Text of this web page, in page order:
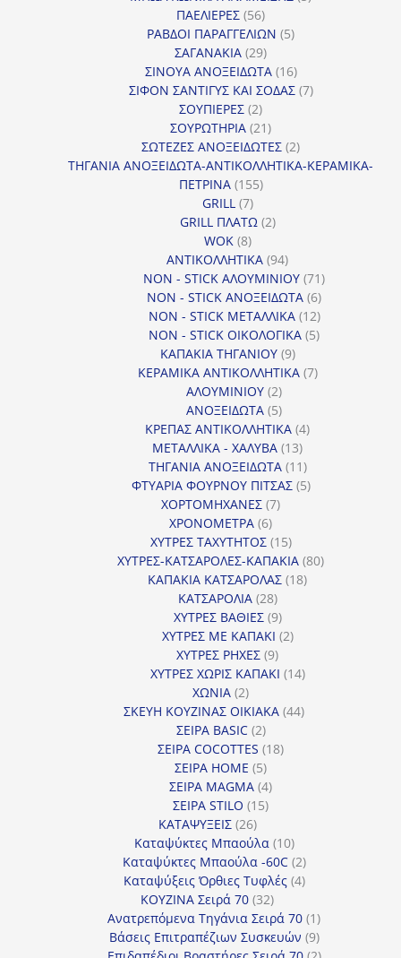
ΠΑΕΛΙΕΡΕΣ 5656
προϊόντα
ΡΑΒΔΟΙ ΠΑΡΑΓΓΕΛΙΩΝ 55
ΣΑΓΑΝΑΚΙΑ 2929
προϊόντα
ΣΙΝΟΥΑ ΑΝΟΞΕΙΔΩΤΑ 1616
προϊόντα
ΣΙΦΟΝ ΣΑΝΤΙΓΥΣ ΚΑΙ ΣΟΔΑΣ 77
ΣΟΥΠΙΕΡΕΣ 22
προϊόντα
ΣΟΥΡΩΤΗΡΙΑ 2121
προϊόντα
ΣΩΤΕΖΕΣ ΑΝΟΞΕΙΔΩΤΕΣ 22
προϊόντα
ΤΗΓΑΝΙΑ ΑΝΟΞΕΙΔΩΤΑ-ΑΝΤΙΚΟΛΛΗΤΙΚΑ-ΚΕΡΑΜΙΚΑ-
ΠΕΤΡΙΝΑ 155155
GRILL 77
προϊόντα
GRILL ΠΛΑΤΩ 22
WOK 88
προϊόντα
ΑΝΤΙΚΟΛΛΗΤΙΚΑ 9494
προϊόντα
NON - STICK ΑΛΟΥΜΙΝΙΟΥ 7171
προϊόντα
NON - STICK ΑΝΟΞΕΙΔΩΤΑ 66
προϊόντα
NON - STICK ΜΕΤΑΛΛΙΚΑ 1212
προϊόντα
NON - STICK ΟΙΚΟΛΟΓΙΚΑ 55
ΚΑΠΑΚΙΑ ΤΗΓΑΝΙΟΥ 99
προϊόντα
ΚΕΡΑΜΙΚΑ ΑΝΤΙΚΟΛΛΗΤΙΚΑ 77
ΑΛΟΥΜΙΝΙΟΥ 22
προϊόντα
ΑΝΟΞΕΙΔΩΤΑ 55
προϊόντα
ΚΡΕΠΑΣ ΑΝΤΙΚΟΛΛΗΤΙΚΑ 44
ΜΕΤΑΛΛΙΚΑ - ΧΑΛΥΒΑ 1313
προϊόντα
ΤΗΓΑΝΙΑ ΑΝΟΞΕΙΔΩΤΑ 1111
προϊόντα
ΦΤΥΑΡΙΑ ΦΟΥΡΝΟΥ ΠΙΤΣΑΣ 55
ΧΟΡΤΟΜΗΧΑΝΕΣ 77
ΧΡΟΝΟΜΕΤΡΑ 66
προϊόντα
ΧΥΤΡΕΣ ΤΑΧΥΤΗΤΟΣ 1515
προϊόντα
ΧΥΤΡΕΣ-ΚΑΤΣΑΡΟΛΕΣ-ΚΑΠΑΚΙΑ 8080
ΚΑΠΑΚΙΑ ΚΑΤΣΑΡΟΛΑΣ 1818
ΚΑΤΣΑΡΟΛΙΑ 2828
προϊόντα
ΧΥΤΡΕΣ ΒΑΘΙΕΣ 99
προϊόντα
ΧΥΤΡΕΣ ΜΕ ΚΑΠΑΚΙ 22
ΧΥΤΡΕΣ ΡΗΧΕΣ 99
προϊόντα
ΧΥΤΡΕΣ ΧΩΡΙΣ ΚΑΠΑΚΙ 1414
ΧΩΝΙΑ 22
προϊόντα
ΣΚΕΥΗ ΚΟΥΖΙΝΑΣ ΟΙΚΙΑΚΑ 4444
ΣΕΙΡΑ BASIC 22
προϊόντα
ΣΕΙΡΑ COCOTTES 1818
ΣΕΙΡΑ HOME 55
προϊόντα
ΣΕΙΡΑ MAGMA 44
προϊόντα
ΣΕΙΡΑ STILO 1515
ΚΑΤΑΨΥΞΕΙΣ 2626
προϊόντα
Καταψύκτες Μπαούλα 1010
προϊόντα
Καταψύκτες Μπαούλα -60C 22
προϊόντα
Καταψύξεις Όρθιες Τυφλές 44
ΚΟΥΖΙΝΑ Σειρά 70 3232
προϊόντα
Ανατρεπόμενα Τηγάνια Σειρά 70 11
προϊόν
Βάσεις Επιτραπέζιων Συσκευών 99
προϊόντα
2